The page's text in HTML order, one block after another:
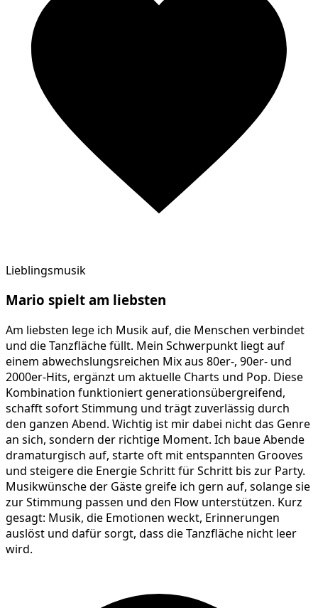
Lieblingsmusik
Mario spielt am liebsten
Am liebsten lege ich Musik auf, die Menschen verbindet
und die Tanzfläche füllt. Mein Schwerpunkt liegt auf
einem abwechslungsreichen Mix aus 80er-, 90er- und
2000er-Hits, ergänzt um aktuelle Charts und Pop. Diese
Kombination funktioniert generationsübergreifend,
schafft sofort Stimmung und trägt zuverlässig durch
den ganzen Abend. Wichtig ist mir dabei nicht das Genre
an sich, sondern der richtige Moment. Ich baue Abende
dramaturgisch auf, starte oft mit entspannten Grooves
und steigere die Energie Schritt für Schritt bis zur Party.
Musikwünsche der Gäste greife ich gern auf, solange sie
zur Stimmung passen und den Flow unterstützen. Kurz
gesagt: Musik, die Emotionen weckt, Erinnerungen
auslöst und dafür sorgt, dass die Tanzfläche nicht leer
wird.